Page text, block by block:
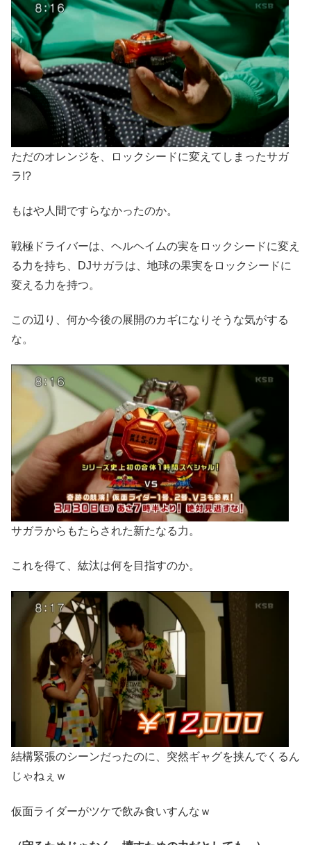
ただのオレンジを、ロックシードに変えてしまったサガ
ラ!?
もはや人間ですらなかったのか。
戦極ドライバーは、ヘルヘイムの実をロックシードに変え
る力を持ち、DJサガラは、地球の果実をロックシードに
変える力を持つ。
この辺り、何か今後の展開のカギになりそうな気がする
な。
サガラからもたらされた新たなる力。
これを得て、紘汰は何を目指すのか。
結構緊張のシーンだったのに、突然ギャグを挟んでくるん
じゃねぇｗ
仮面ライダーがツケで飲み食いすんなｗ